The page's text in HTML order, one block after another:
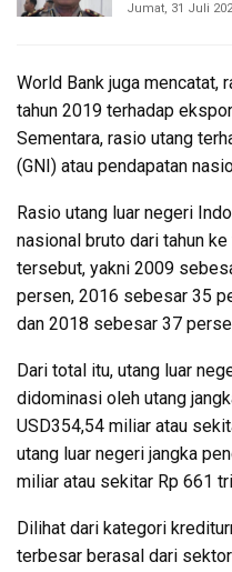
Jumat, 31 Juli
World Bank juga mencatat,
tahun 2019 terhadap
Sementara, rasio utang
(GNI) atau pendapatan
Rasio utang luar negeri
nasional bruto dari tahun
tersebut, yakni 2009
persen, 2016 sebesar 35
dan 2018 sebesar 37
Dari total itu, utang luar
didominasi oleh utang
USD354,54 miliar atau
utang luar negeri jangka
miliar atau sekitar Rp 661
Dilihat dari kategori
terbesar berasal dari